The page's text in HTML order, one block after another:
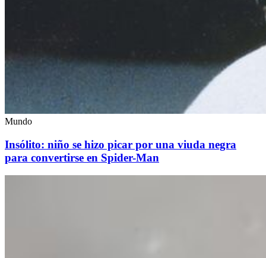
Mundo
Insólito: niño se hizo picar por una viuda negra
para convertirse en Spider-Man